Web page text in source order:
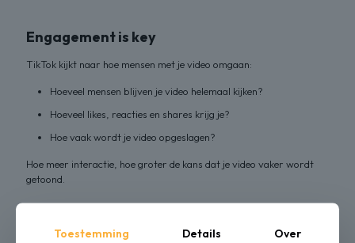
Engagement is key
TikTok kijkt naar hoe mensen met je video omgaan:
Hoeveel mensen blijven je video helemaal kijken?
Hoeveel likes, reacties en shares krijg je?
Hoe vaak wordt je video opgeslagen?
Hoe meer interactie, hoe groter de kans dat je video vaker wordt
getoond.
Watch time & Completion rate
Toestemming Details Over